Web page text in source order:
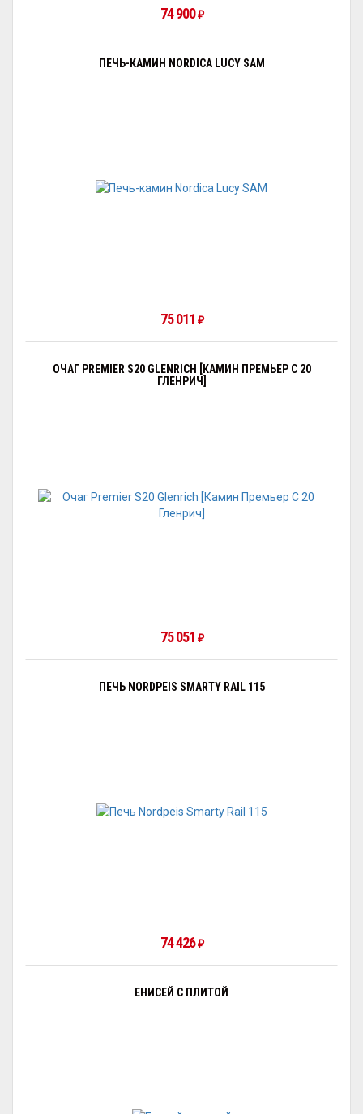
74 900₽
ПЕЧЬ-КАМИН NORDICA LUCY SAM
75 011 ₽
ОЧАГ PREMIER S20 GLENRICH [КАМИН ПРЕМЬЕР С 20
ГЛЕНРИЧ]
75 051 ₽
ПЕЧЬ NORDPEIS SMARTY RAIL 115
74 426₽
ЕНИСЕЙ С ПЛИТОЙ